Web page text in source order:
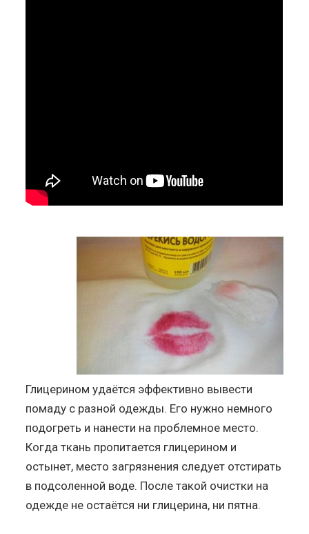
Глицерином удаётся эффективно вывести
помаду с разной одежды. Его нужно немного
подогреть и нанести на проблемное место.
Когда ткань пропитается глицерином и
остынет, место загрязнения следует отстирать
в подсоленной воде. После такой очистки на
одежде не остаётся ни глицерина, ни пятна.